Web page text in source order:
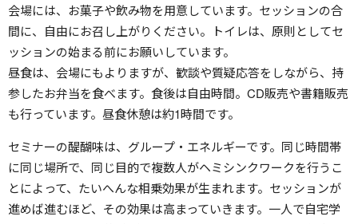
会場には、お菓子や飲み物を用意しています。セッションの合
間に、自由にお召し上がりください。トイレは、原則としてセ
ッションの始まる前にお願いしています。
昼食は、会場にもよりますが、歓談や質疑応答をしながら、持
参したお弁当を食べます。食後は自由時間。CD販売や書籍販売
も行っています。昼食休憩は約1時間です。
セミナーの醍醐味は、グループ・エネルギーです。同じ時間帯
に同じ場所で、同じ目的で複数人がヘミシンクワークを行うこ
とによって、たいへんな相乗効果が生まれます。セッションが
進めば進むほど、その効果は高まっていきます。一人で自宅学